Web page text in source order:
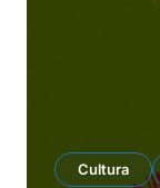
Cultura